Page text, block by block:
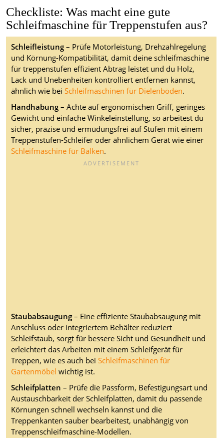
Checkliste: Was macht eine gute
Schleifmaschine für Treppenstufen aus?
Schleifleistung– Prüfe Motorleistung, Drehzahlregelung
und Körnung-Kompatibilität, damit deine schleifmaschine
für treppenstufen effizient Abtrag leistet und du Holz,
Lack und Unebenheiten kontrolliert entfernen kannst,
ähnlich wie bei Schleifmaschinen für Dielenböden.
Handhabung– Achte auf ergonomischen Griff, geringes
Gewicht und einfache Winkeleinstellung, so arbeitest du
sicher, präzise und ermüdungsfrei auf Stufen mit einem
Treppenstufen-Schleifer oder ähnlichem Gerät wie einer
Schleifmaschine für Balken.
Staubabsaugung– Eine effiziente Staubabsaugung mit
Anschluss oder integriertem Behälter reduziert
Schleifstaub, sorgt für bessere Sicht und Gesundheit und
erleichtert das Arbeiten mit einem Schleifgerät für
Treppen, wie es auch bei Schleifmaschinen für
Gartenmöbel wichtig ist.
Schleifplatten – Prüfe die Passform, Befestigungsart und
Austauschbarkeit der Schleifplatten, damit du passende
Körnungen schnell wechseln kannst und die
Treppenkanten sauber bearbeitest, unabhängig von
Treppenschleifmaschine-Modellen.